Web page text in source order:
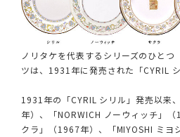
ノリタケを代表するシリーズのひとつ
ツは、1931年に発売された「CYRIL
1931年の「CYRIL シリル」発売以来
年）、「NORWICH ノーウィッチ」
クラ」（1967年）、「MIYOSHI ミヨ